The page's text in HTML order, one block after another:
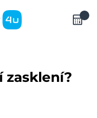
zasklení?